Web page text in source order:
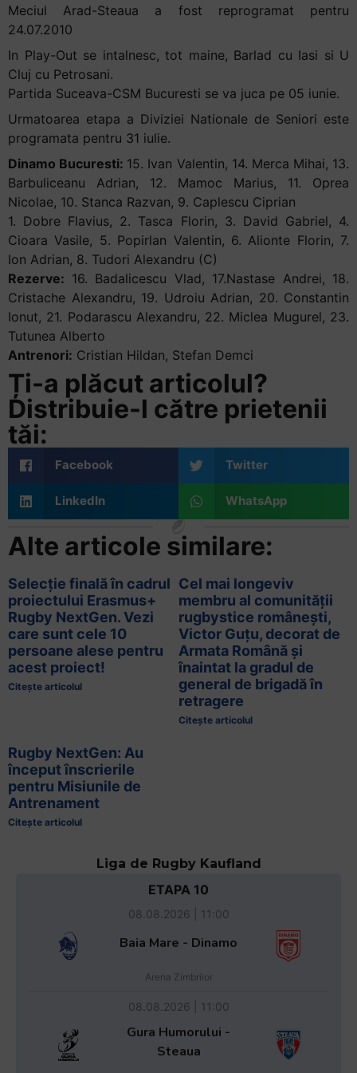
Meciul Arad-Steaua a fost reprogramat pentru
24.07.2010
In Play-Out se intalnesc, tot maine, Barlad cu Iasi si U
Cluj cu Petrosani.
Partida Suceava-CSM Bucuresti se va juca pe 05 iunie.
Urmatoarea etapa a Diviziei Nationale de Seniori este
programata pentru 31 iulie.
Dinamo Bucuresti: 15. Ivan Valentin, 14. Merca Mihai, 13.
Barbuliceanu Adrian, 12. Mamoc Marius, 11. Oprea
Nicolae, 10. Stanca Razvan, 9. Caplescu Ciprian
1. Dobre Flavius, 2. Tasca Florin, 3. David Gabriel, 4.
Cioara Vasile, 5. Popirlan Valentin, 6. Alionte Florin, 7.
Ion Adrian, 8. Tudori Alexandru (C)
Rezerve: 16. Badalicescu Vlad, 17.Nastase Andrei, 18.
Cristache Alexandru, 19. Udroiu Adrian, 20. Constantin
Ionut, 21. Podarascu Alexandru, 22. Miclea Mugurel, 23.
Tutunea Alberto
Antrenori: Cristian Hildan, Stefan Demci
Ți-a plăcut articolul?
Distribuie-l către prietenii
tăi:
Facebook Twitter
LinkedIn WhatsApp
Alte articole similare:
Selecție finală în cadrul
proiectului Erasmus+
Rugby NextGen. Vezi
care sunt cele 10
persoane alese pentru
acest proiect!
Citește articolul
Cel mai longeviv
membru al comunității
rugbystice românești,
Victor Guțu, decorat de
Armata Română și
înaintat la gradul de
general de brigadă în
retragere
Citește articolul
Rugby NextGen: Au
început înscrierile
pentru Misiunile de
Antrenament
Citește articolul
Liga de Rugby Kaufland
ETAPA 10
08.08.2026 | 11:00
Baia Mare - Dinamo
Arena Zimbrilor
08.08.2026 | 11:00
Gura Humorului -
Steaua